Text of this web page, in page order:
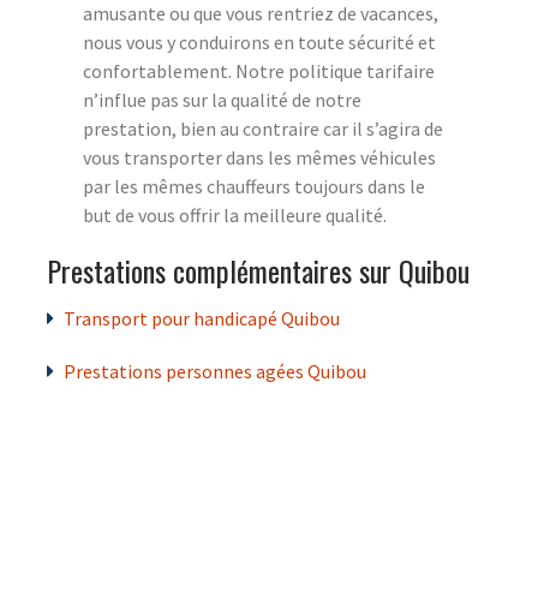
amusante ou que vous rentriez de vacances,
nous vous y conduirons en toute sécurité et
confortablement. Notre politique tarifaire
n’influe pas sur la qualité de notre
prestation, bien au contraire car il s’agira de
vous transporter dans les mêmes véhicules
par les mêmes chauffeurs toujours dans le
but de vous offrir la meilleure qualité.
Prestations complémentaires sur Quibou
Transport pour handicapé Quibou
Prestations personnes agées Quibou